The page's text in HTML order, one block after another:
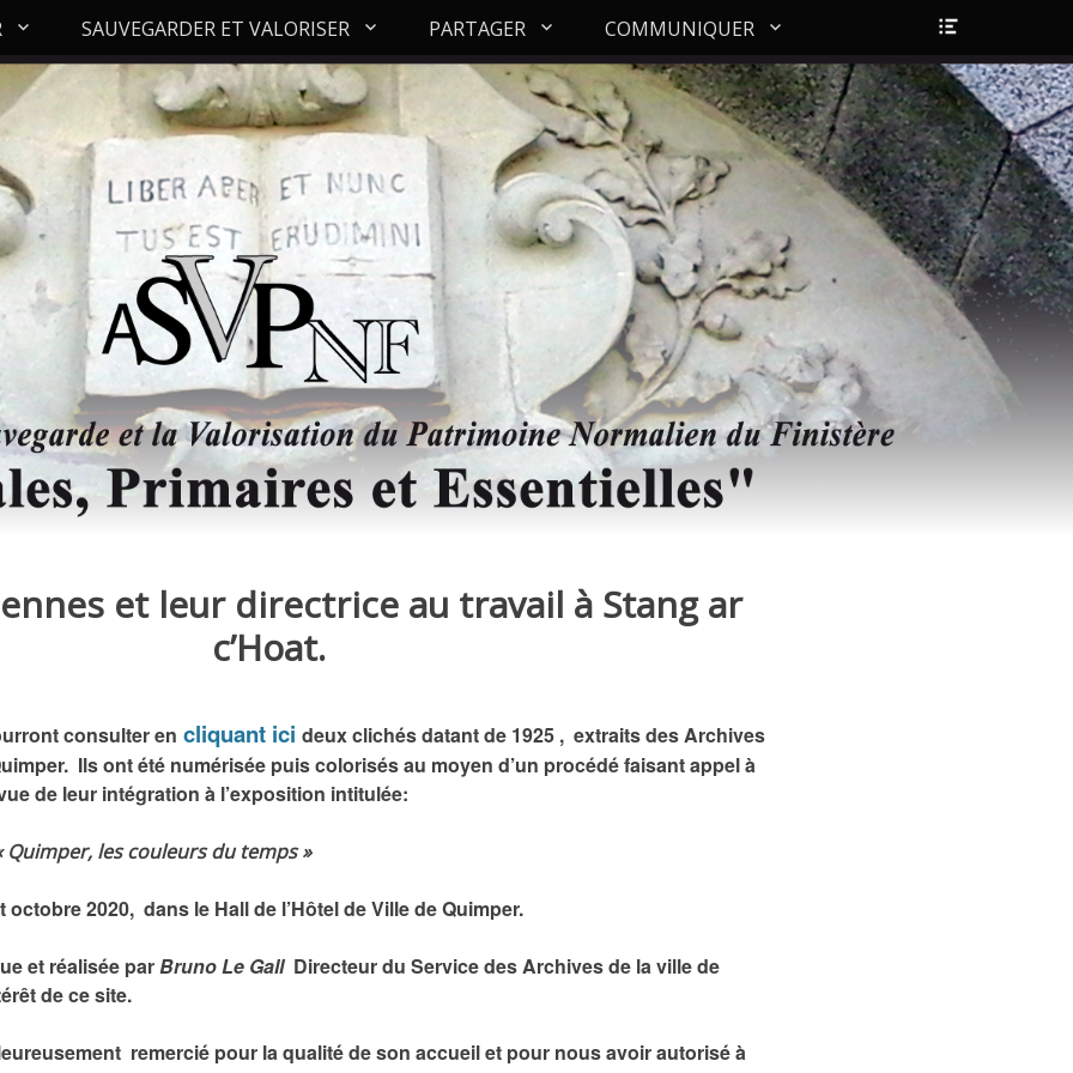
SAUVEGARDER ET VALORISER PARTAGER COMMUNIQUER
tête
et leur directrice au travail à Stang ar
c’Hoat.
consulter en cliquant ici deux clichés datant de 1925 , extraits des Archives
Ils ont été numérisée puis colorisés au moyen d’un procédé faisant appel à
de leur intégration à l’exposition intitulée:
du temps »
2020, dans le Hall de l’Hôtel de Ville de Quimper.
et réalisée parBruno Le Gall Directeur du Service des Archives de la ville de
de ce site.
remercié pour la qualité de son accueil et pour nous avoir autorisé à